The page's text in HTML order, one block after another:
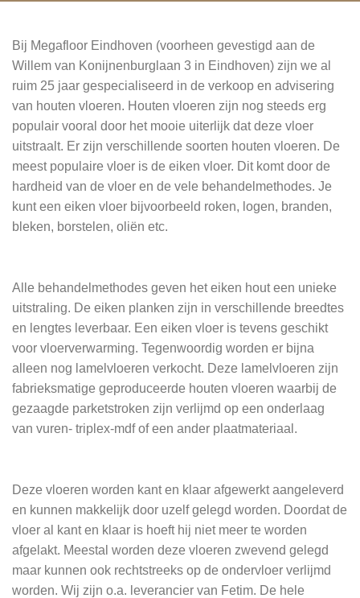
Bij Megafloor Eindhoven (voorheen gevestigd aan de
Willem van Konijnenburglaan 3 in Eindhoven) zijn we al
ruim 25 jaar gespecialiseerd in de verkoop en advisering
van houten vloeren. Houten vloeren zijn nog steeds erg
populair vooral door het mooie uiterlijk dat deze vloer
uitstraalt. Er zijn verschillende soorten houten vloeren. De
meest populaire vloer is de eiken vloer. Dit komt door de
hardheid van de vloer en de vele behandelmethodes. Je
kunt een eiken vloer bijvoorbeeld roken, logen, branden,
bleken, borstelen, oliën etc.
Alle behandelmethodes geven het eiken hout een unieke
uitstraling. De eiken planken zijn in verschillende breedtes
en lengtes leverbaar. Een eiken vloer is tevens geschikt
voor vloerverwarming. Tegenwoordig worden er bijna
alleen nog lamelvloeren verkocht. Deze lamelvloeren zijn
fabrieksmatige geproduceerde houten vloeren waarbij de
gezaagde parketstroken zijn verlijmd op een onderlaag
van vuren- triplex-mdf of een ander plaatmateriaal.
Deze vloeren worden kant en klaar afgewerkt aangeleverd
en kunnen makkelijk door uzelf gelegd worden. Doordat de
vloer al kant en klaar is hoeft hij niet meer te worden
afgelakt. Meestal worden deze vloeren zwevend gelegd
maar kunnen ook rechtstreeks op de ondervloer verlijmd
worden. Wij zijn o.a. leverancier van Fetim. De hele